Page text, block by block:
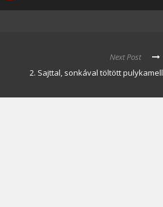
Next Post
2. Sajttal, sonkával töltött pulykamell